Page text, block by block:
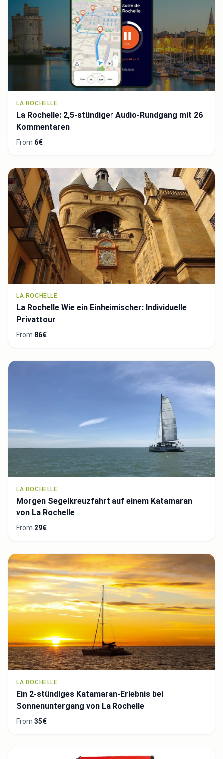
LA ROCHELLE
La Rochelle: 2,5-stündiger Audio-Rundgang mit 26
Kommentaren
From 6€
LA ROCHELLE
La Rochelle Wie ein Einheimischer: Individuelle
Privattour
From 86€
LA ROCHELLE
Morgen Segelkreuzfahrt auf einem Katamaran
von La Rochelle
From 29€
LA ROCHELLE
Ein 2-stündiges Katamaran-Erlebnis bei
Sonnenuntergang von La Rochelle
From 35€